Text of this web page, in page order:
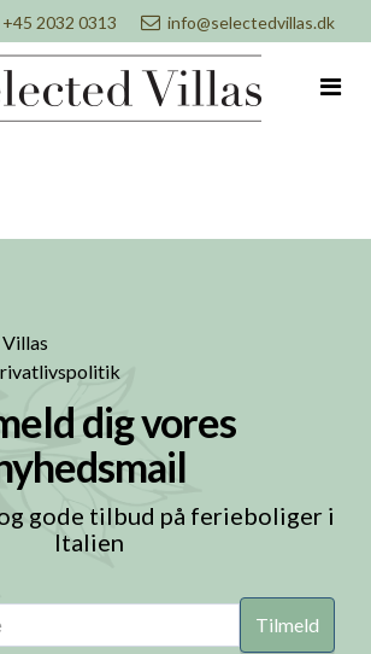
+45 2032 0313 info@selectedvillas.dk
dig vores
gode tilbud på ferieboliger i
Italien
(Påkrævet)